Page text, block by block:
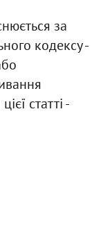
за
кодексу -
статті -